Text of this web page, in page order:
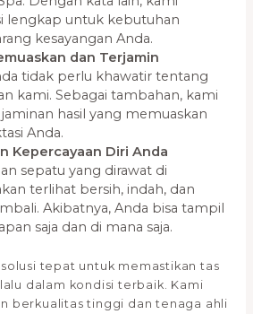
lengkap untuk kebutuhan
kesayangan Anda.
dan Terjamin
tidak perlu khawatir tentang
kami. Sebagai tambahan, kami
hasil yang memuaskan
Anda.
Kepercayaan Diri Anda
sepatu yang dirawat di
terlihat bersih, indah, dan
Akibatnya, Anda bisa tampil
saja dan di mana saja.
tepat untuk memastikan tas
dalam kondisi terbaik. Kami
berkualitas tinggi dan tenaga ahli